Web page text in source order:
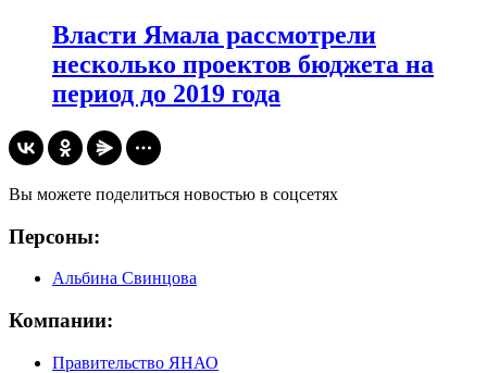
Власти Ямала рассмотрели
несколько проектов бюджета на
период до 2019 года
Вы можете поделиться новостью в соцсетях
Персоны:
Альбина Свинцова
Компании:
Правительство ЯНАО